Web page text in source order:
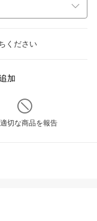
ください
加
切な商品を報告